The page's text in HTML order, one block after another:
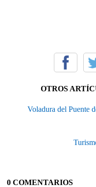
OTROS
Voladura del Puente
0 COMENTARIOS